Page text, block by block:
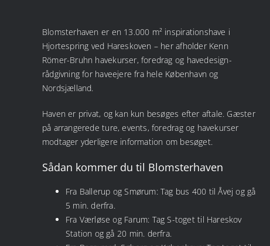
Blomsterhaven er en 13.000 m² inspirationshave i
Hjortespring ved Hareskoven – her afholder Kenn
Römer-Bruhn havekurser, foredrag og havedesign-
rådgivning for haveejere fra hele København og
Nordsjælland.
Haven er privat, og kan kun besøges efter aftale. Gæster
på arrangerede ture, events, foredrag og havekurser
modtager yderligere information om besøget.
Sådan kommer du til Blomsterhaven
Fra Ballerup og Smørum: Tag bus 400 til Åvej og gå
5 min. derfra.
Fra Værløse og Farum: Tag S-toget til Hareskov
Station og gå 20 min. derfra.